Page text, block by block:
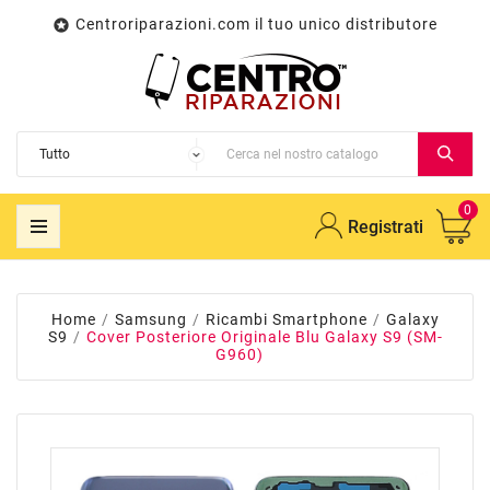
 Centroriparazioni.com il tuo unico distributore
Registrati
0
Home Samsung Ricambi Smartphone
Galaxy
S9
Cover Posteriore Originale Blu Galaxy S9 (SM-
G960)